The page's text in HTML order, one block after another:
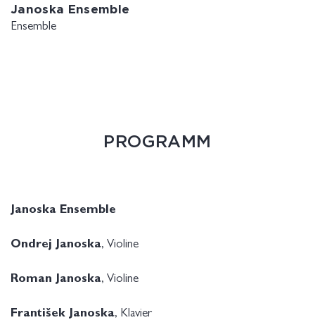
Janoska Ensemble
Ensemble
PROGRAMM
Janoska Ensemble
Ondrej Janoska, Violine
Roman Janoska, Violine
František Janoska, Klavier